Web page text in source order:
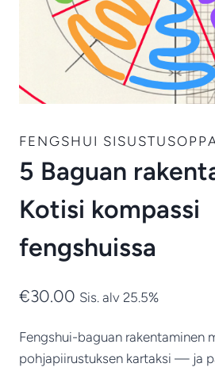
FENGSHUI
5 Baguan
Kotisi kompassi
fengshuissa
€30.00 Sis. alv 25.5%
Fengshui-baguan rakentaminen
pohjapiirustuksen kartaksi — ja